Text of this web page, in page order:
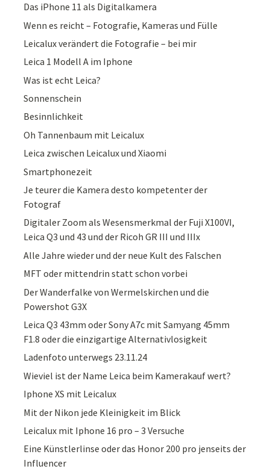
Das iPhone 11 als Digitalkamera
Wenn es reicht – Fotografie, Kameras und Fülle
Leicalux verändert die Fotografie – bei mir
Leica 1 Modell A im Iphone
Was ist echt Leica?
Sonnenschein
Besinnlichkeit
Oh Tannenbaum mit Leicalux
Leica zwischen Leicalux und Xiaomi
Smartphonezeit
Je teurer die Kamera desto kompetenter der
Fotograf
Digitaler Zoom als Wesensmerkmal der Fuji X100VI,
Leica Q3 und 43 und der Ricoh GR III und IIIx
Alle Jahre wieder und der neue Kult des Falschen
MFT oder mittendrin statt schon vorbei
Der Wanderfalke von Wermelskirchen und die
Powershot G3X
Leica Q3 43mm oder Sony A7c mit Samyang 45mm
F1.8 oder die einzigartige Alternativlosigkeit
Ladenfoto unterwegs 23.11.24
Wieviel ist der Name Leica beim Kamerakauf wert?
Iphone XS mit Leicalux
Mit der Nikon jede Kleinigkeit im Blick
Leicalux mit Iphone 16 pro – 3 Versuche
Eine Künstlerlinse oder das Honor 200 pro jenseits der
Influencer